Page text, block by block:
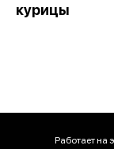
курицы
Работает на